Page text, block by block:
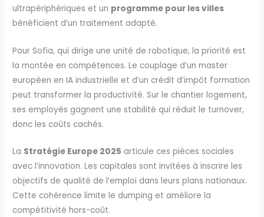
ultrapériphériques et un programme pour les villes
bénéficient d’un traitement adapté.
Pour Sofia, qui dirige une unité de robotique, la priorité est
la montée en compétences. Le couplage d’un master
européen en IA industrielle et d’un crédit d’impôt formation
peut transformer la productivité. Sur le chantier logement,
ses employés gagnent une stabilité qui réduit le turnover,
donc les coûts cachés.
La Stratégie Europe 2025 articule ces pièces sociales
avec l’innovation. Les capitales sont invitées à inscrire les
objectifs de qualité de l’emploi dans leurs plans nationaux.
Cette cohérence limite le dumping et améliore la
compétitivité hors-coût.